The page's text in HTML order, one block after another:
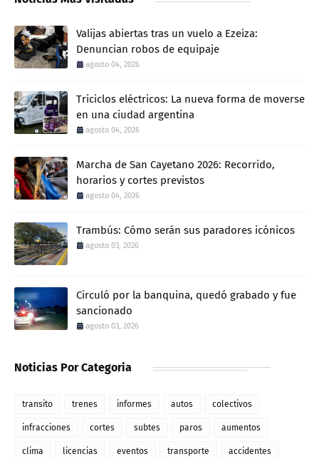
Valijas abiertas tras un vuelo a Ezeiza:
Denuncian robos de equipaje
agosto 04, 2026
Triciclos eléctricos: La nueva forma de moverse
en una ciudad argentina
agosto 04, 2026
Marcha de San Cayetano 2026: Recorrido,
horarios y cortes previstos
agosto 04, 2026
Trambús: Cómo serán sus paradores icónicos
agosto 03, 2026
Circuló por la banquina, quedó grabado y fue
sancionado
agosto 03, 2026
Noticias Por Categoria
transito trenes informes autos colectivos
infracciones cortes subtes paros aumentos
clima licencias eventos transporte accidentes